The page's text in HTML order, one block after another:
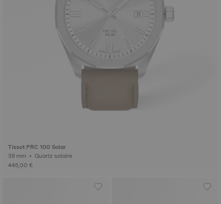
Tissot PRC 100 Solar
39 mm • Quartz solaire
445,00 €